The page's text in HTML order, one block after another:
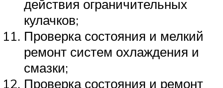
действия ограничительных
кулачков;
Проверка состояния и мелкий
ремонт систем охлаждения и
смазки;
Проверка состояния и ремонт